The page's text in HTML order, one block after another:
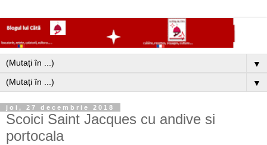
▼
▼
joi, 27 decembrie 2018
Scoici Saint Jacques cu andive si
portocala